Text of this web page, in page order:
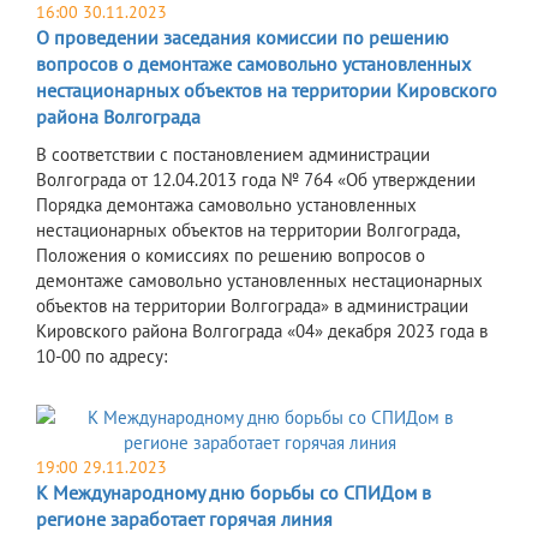
16:00 30.11.2023
О проведении заседания комиссии по решению
вопросов о демонтаже самовольно установленных
нестационарных объектов на территории Кировского
района Волгограда
В соответствии с постановлением администрации
Волгограда от 12.04.2013 года № 764 «Об утверждении
Порядка демонтажа самовольно установленных
нестационарных объектов на территории Волгограда,
Положения о комиссиях по решению вопросов о
демонтаже самовольно установленных нестационарных
объектов на территории Волгограда» в администрации
Кировского района Волгограда «04» декабря 2023 года в
10-00 по адресу:
19:00 29.11.2023
К Международному дню борьбы со СПИДом в
регионе заработает горячая линия